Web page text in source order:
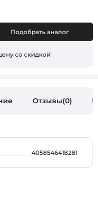
Подобрать аналог
со скидкой
Отзывы(0)
4058546418281